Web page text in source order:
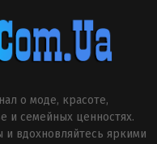
о моде, красоте,
и семейных ценностях.
и вдохновляйтесь яркими